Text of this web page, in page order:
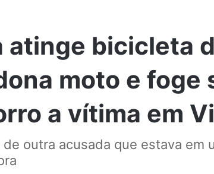
bicicleta
moto e foge
a vítima em
outra acusada que estava em